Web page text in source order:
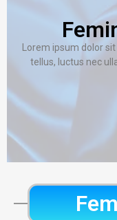
Lorem ipsum dolor
tellus, luctus nec